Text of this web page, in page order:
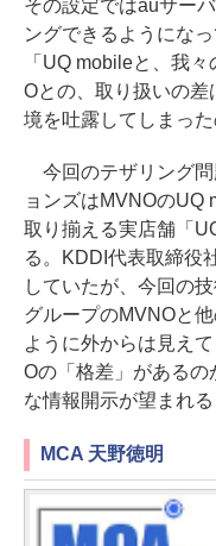
その設定ではauサー
ングできるようにな
「UQ mobileと、我
Oとの、取り扱いの
境を吐露してしまった
今回のテザリング問
ョンズはMVNOのUQ
取り揃える実店舗「
る。KDDI代表取締役
していたが、今回の
グループのMVNOと
ように外からは見え
Oの「格差」があるの
な情報開示が望まれる
MCA 天野徳明